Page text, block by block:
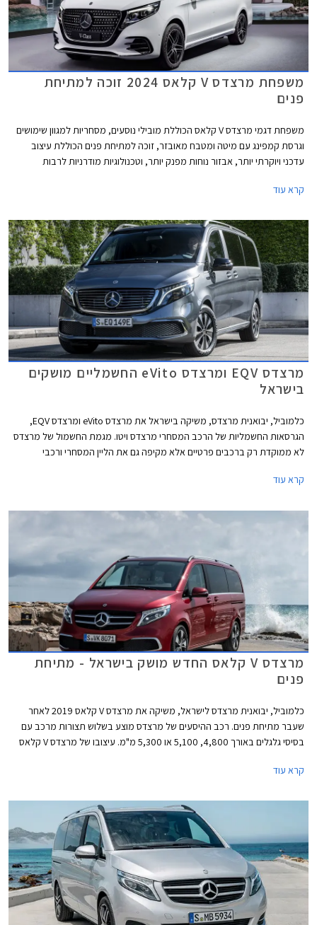
משפחת מרצדס V קלאס 2024 זוכה למתיחת
פנים
משפחת דגמי מרצדס V קלאס הכוללת מובילי נוסעים, מסחריות למגוון שימושים
וגרסת קמפינג עם מיטה ומטבח מאובזר, זוכה למתיחת פנים הכוללת עיצוב
עדכני ויוקרתי יותר, אבזור נוחות מפנק יותר, וטכנולוגיות מודרניות לרבות
קרא עוד
מרצדס EQV ומרצדס eVito החשמליים מושקים
בישראל
כלמוביל, יבואנית מרצדס, משיקה בישראל את מרצדס eVito ומרצדס EQV,
הגרסאות החשמליות של הרכב המסחרי מרצדס ויטו. מגמת החשמול של מרצדס
לא ממוקדת רק ברכבים פרטיים אלא מקיפה גם את הליין המסחרי ורכבי
לד ייחודית בפנסים הקדמיים, וחישוקים קלים בעיצוב אווירודינמי.
קרא עוד
מרצדס V קלאס החדש מושק בישראל - מתיחת
פנים
כלמוביל, יבואנית מרצדס לישראל, משיקה את מרצדס V קלאס 2019 לאחר
שעבר מתיחת פנים. רכב ההיסעים של מרצדס מוצע בשלוש תצורות מרכב עם
בסיסי גלגלים באורך 4,800, 5,100 או 5,300 מ"מ. עיצובו של מרצדס V קלאס
יוקרתי, וחישוקים בעיצובים חדשים.
קרא עוד